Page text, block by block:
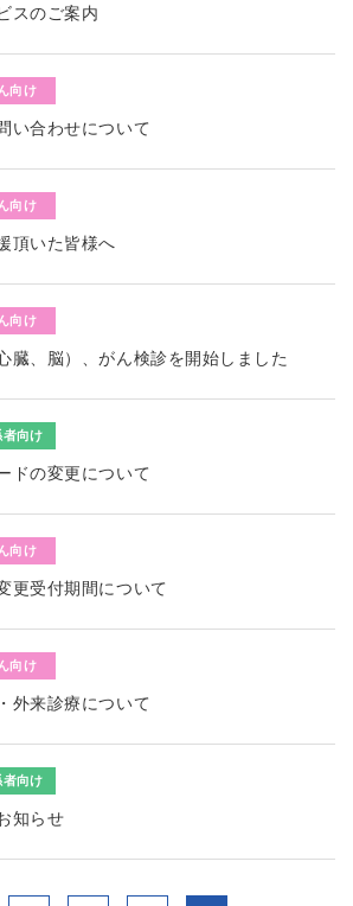
スのご案内
向け
い合わせについて
向け
頂いた皆様へ
向け
臓、脳）、がん検診を開始しました
者向け
ドの変更について
向け
更受付期間について
向け
外来診療について
者向け
知らせ